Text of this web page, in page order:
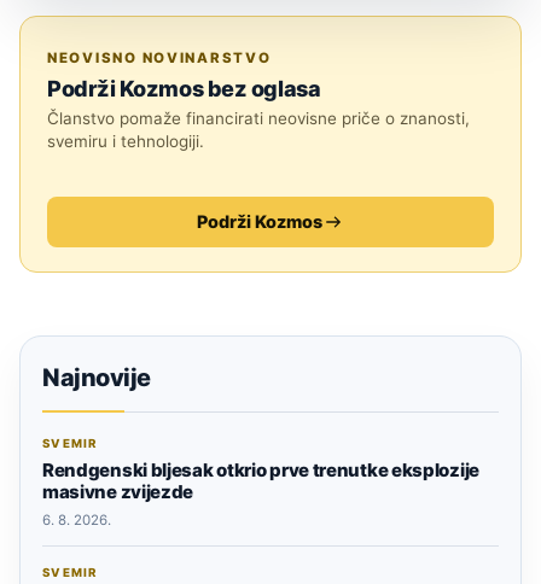
NEOVISNO NOVINARSTVO
Podrži Kozmos bez oglasa
Članstvo pomaže financirati neovisne priče o znanosti,
svemiru i tehnologiji.
Podrži Kozmos
Najnovije
SVEMIR
Rendgenski bljesak otkrio prve trenutke eksplozije
masivne zvijezde
6. 8. 2026.
SVEMIR